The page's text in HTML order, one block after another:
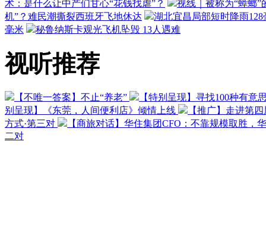
术：是什么让中产们甘心“花钱找虐”？
视线｜被称为“蟑螂
机”？难民潮撕裂西班牙飞地休达
湖北宜昌局部短时降雨
毫米
秘鲁纳斯卡观光飞机坠毁 13人遇难
视听推荐
【不唯一答案】不止“养老”
【特别呈现】寻找100种有意
别呈现】《东莞，人间便利店》倾情上线
【推广】走进第
方式·第三对
【商旅对话】华住集团CFO：不靠规模取胜，
二对